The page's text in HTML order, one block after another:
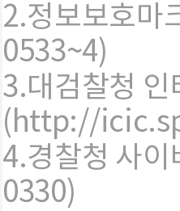
2.정보보호
0533~4)
3.대검찰청
(http://
4.경찰청 사
0330)